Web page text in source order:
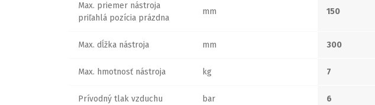
Max. priemer nástroja
priľahlá pozícia prázdna
mm 150
Max. dĺžka nástroja mm 300
Max. hmotnosť nástroja kg 7
Prívodný tlak vzduchu bar 6